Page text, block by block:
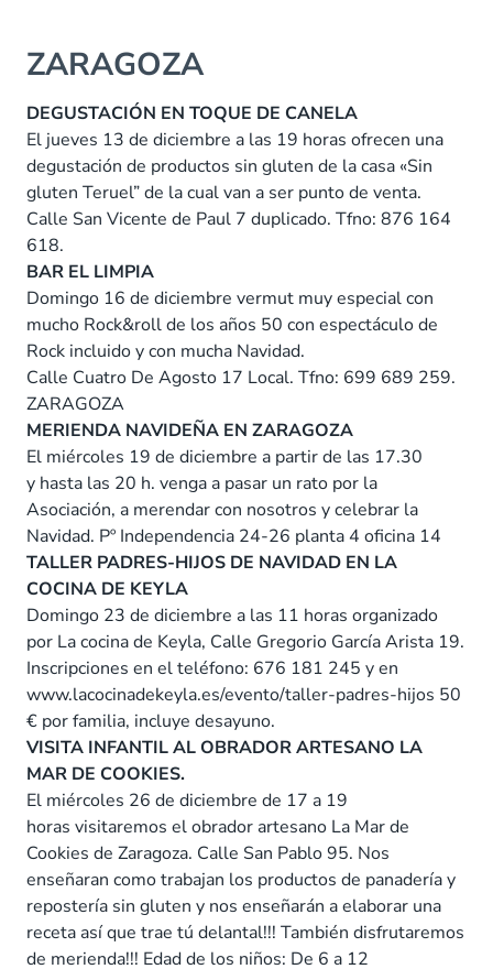
ZARAGOZA
DEGUSTACIÓN EN TOQUE DE CANELA
El jueves 13 de diciembre a las 19 horas ofrecen una
degustación de productos sin gluten de la casa «Sin
gluten Teruel” de la cual van a ser punto de venta.
Calle San Vicente de Paul 7 duplicado. Tfno: 876 164
618.
BAR EL LIMPIA
Domingo 16 de diciembre vermut muy especial con
mucho Rock&roll de los años 50 con espectáculo de
Rock incluido y con mucha Navidad.
Calle Cuatro De Agosto 17 Local. Tfno: 699 689 259.
ZARAGOZA
MERIENDA NAVIDEÑA EN ZARAGOZA
El miércoles 19 de diciembre a partir de las 17.30
y hasta las 20 h. venga a pasar un rato por la
Asociación, a merendar con nosotros y celebrar la
Navidad. Pº Independencia 24-26 planta 4 oficina 14
TALLER PADRES-HIJOS DE NAVIDAD EN LA
COCINA DE KEYLA
Domingo 23 de diciembre a las 11 horas organizado
por La cocina de Keyla, Calle Gregorio García Arista 19.
Inscripciones en el teléfono: 676 181 245 y en
www.lacocinadekeyla.es/evento/taller-padres-hijos 50
€ por familia, incluye desayuno.
VISITA INFANTIL AL OBRADOR ARTESANO LA
MAR DE COOKIES.
El miércoles 26 de diciembre de 17 a 19
horas visitaremos el obrador artesano La Mar de
Cookies de Zaragoza. Calle San Pablo 95. Nos
enseñaran como trabajan los productos de panadería y
repostería sin gluten y nos enseñarán a elaborar una
receta así que trae tú delantal!!! También disfrutaremos
de merienda!!! Edad de los niños: De 6 a 12